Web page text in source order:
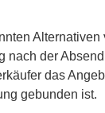
nach der
das
gebunden ist.